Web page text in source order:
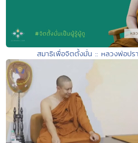
สมาธิเพื่อจิตตั้งมั่น :: หลวงพ่อปร